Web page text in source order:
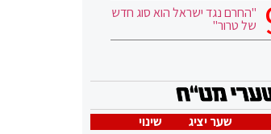
"החרם נגד ישראל הוא סוג חדש
של טרור"
שער יציג
שינוי